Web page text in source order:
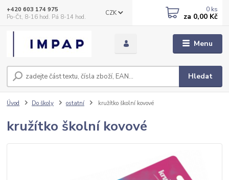
Menu
CZK
Hledat
+420 603 174 975
Po-Čt, 8-16 hod. Pá 8-14 hod.
0 ks
za 0,00 Kč
Úvod Do školy ostatní kružítko školní kovové
kružítko školní kovové